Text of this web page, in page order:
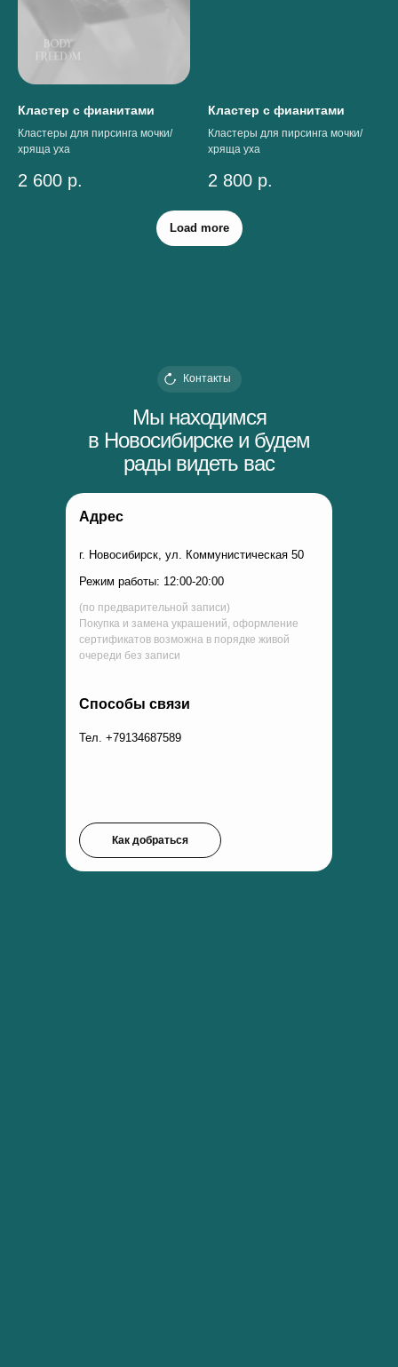
Кластер с фианитами
Кластеры для пирсинга мочки/
хряща уха
2 600 р.
Кластер с фианитами
Кластеры для пирсинга мочки/
хряща уха
2 800 р.
Load more
Мы находимся
в Новосибирске и будем
рады видеть вас
Контакты
Адрес
Способы связи
г. Новосибирск, ул. Коммунистическая 50
Тел. +79134687589
Режим работы: 12:00-20:00
(по предварительной записи)
Покупка и замена украшений, оформление
сертификатов возможна в порядке живой
очереди без записи
Как добраться